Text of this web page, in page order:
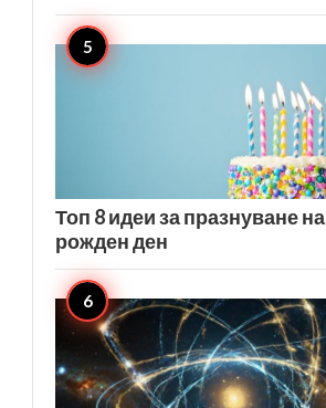
Топ 8 идеи за празнуване на
рожден ден